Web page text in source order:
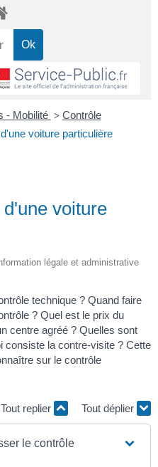
- Mobilité > Contrôle
voiture particulière
voiture
légale et administrative
technique ? Quand faire
? Quel est le prix du
centre agréé ? Quelles sont
consiste la contre-visite ? Cette
sur le contrôle
Tout replier Tout déplier
le contrôle